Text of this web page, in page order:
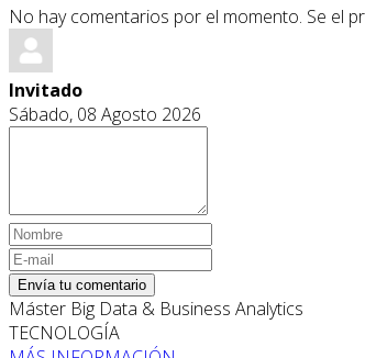
No hay comentarios por el momento. Se el
Invitado
Sábado, 08 Agosto 2026
Envía tu comentario
Máster Big Data & Business Analytics
TECNOLOGÍA